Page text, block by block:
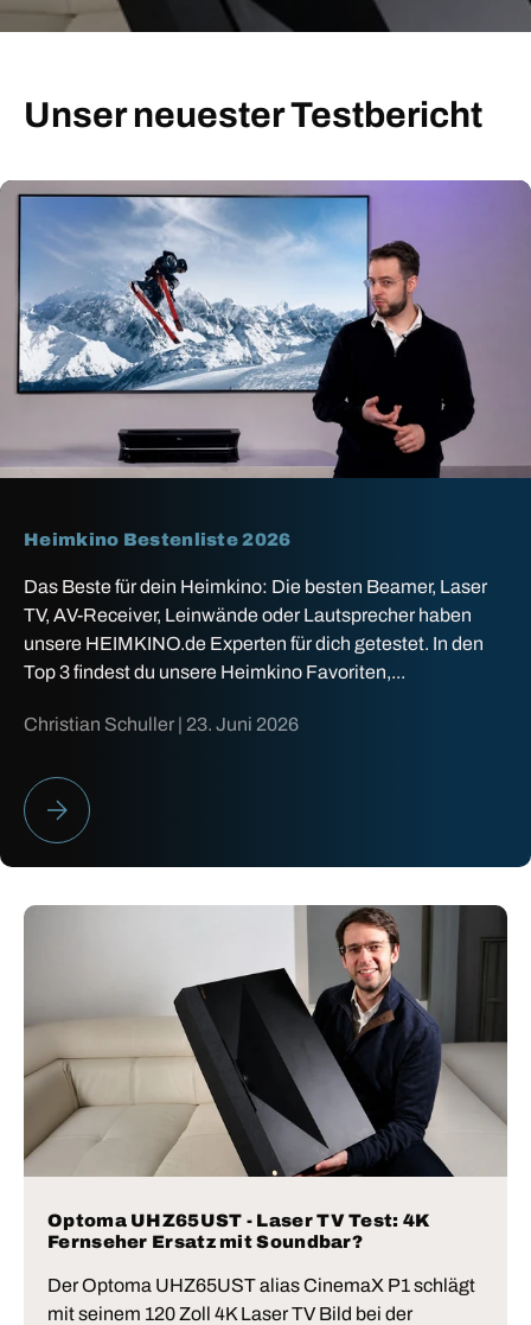
Unser neuester Testbericht
Heimkino Bestenliste 2026
Das Beste für dein Heimkino: Die besten Beamer, Laser
TV, AV-Receiver, Leinwände oder Lautsprecher haben
unsere HEIMKINO.de Experten für dich getestet. In den
Top 3 findest du unsere Heimkino Favoriten,...
Christian Schuller | 23. Juni 2026
HEIMKINO BESTENLISTE 2026
Optoma UHZ65UST - Laser TV Test: 4K
Fernseher Ersatz mit Soundbar?
Der Optoma UHZ65UST alias CinemaX P1 schlägt
mit seinem 120 Zoll 4K Laser TV Bild bei der